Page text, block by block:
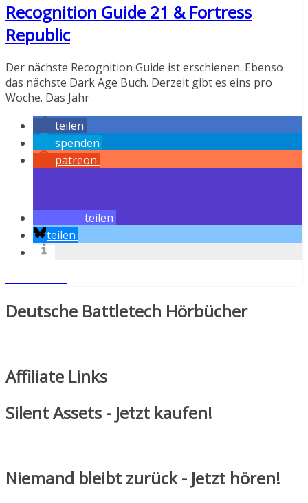
Recognition Guide 21 & Fortress
Republic
Der nächste Recognition Guide ist erschienen. Ebenso
das nächste Dark Age Buch. Derzeit gibt es eins pro
Woche. Das Jahr
teilen
spenden
patreon
teilen
teilen
Deutsche Battletech Hörbücher
Affiliate Links
Silent Assets - Jetzt kaufen!
Niemand bleibt zurück - Jetzt hören!